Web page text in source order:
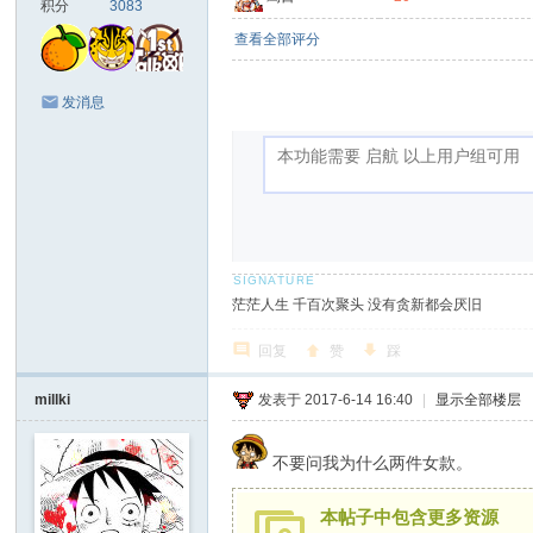
积分 3083
发消息
查看全部评分
茫茫人生 千百次聚头 没有贪新都会厌旧
回复 赞 踩
millki 发表于 2017-6-14 16:40 显示全部楼层
不要问我为什么两件女款。
本帖子中包含更多资源